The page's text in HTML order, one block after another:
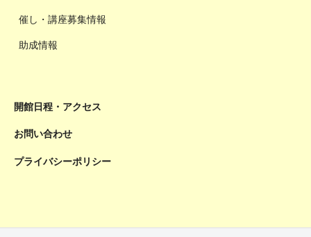
催し・講座募集情報
助成情報
開館日程・アクセス
お問い合わせ
プライバシーポリシー